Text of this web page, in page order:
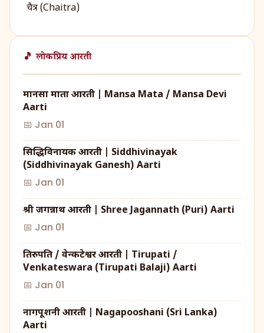
चैत्र (Chaitra)
🎵 लोकप्रिय आरती
मानसा माता आरती | Mansa Mata / Mansa Devi
Aarti
📅 Jan 01
सिद्धिविनायक आरती | Siddhivinayak
(Siddhivinayak Ganesh) Aarti
📅 Jan 01
श्री जगन्नाथ आरती | Shree Jagannath (Puri) Aarti
📅 Jan 01
तिरुपति / वेन्कटेश्वर आरती | Tirupati /
Venkateswara (Tirupati Balaji) Aarti
📅 Jan 01
नागपूशनी आरती | Nagapooshani (Sri Lanka)
Aarti